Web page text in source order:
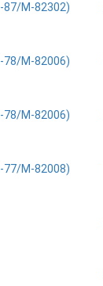
87/М-82302)
78/М-82006)
78/М-82006)
77/М-82008)